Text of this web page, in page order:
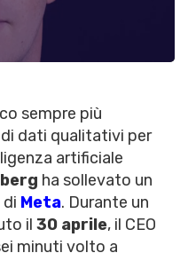
sempre più
dati qualitativi per
artificiale
ha sollevato un
Meta. Durante un
il 30 aprile, il CEO
minuti volto a